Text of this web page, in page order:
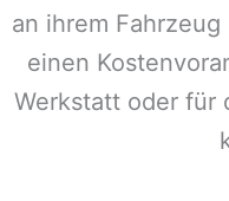
an ihrem
einen
Werkstatt oder für